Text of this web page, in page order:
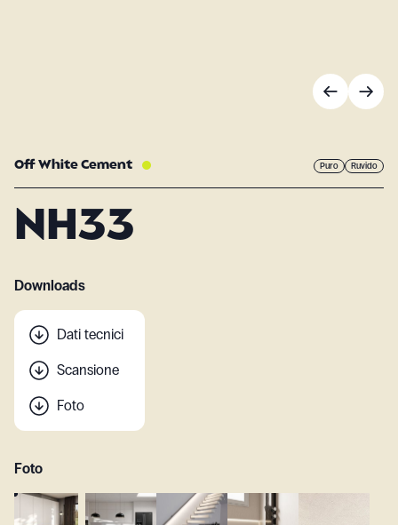
Off White Cement Puro Ruvido
NH33
Downloads
Dati tecnici
Scansione
Foto
Foto